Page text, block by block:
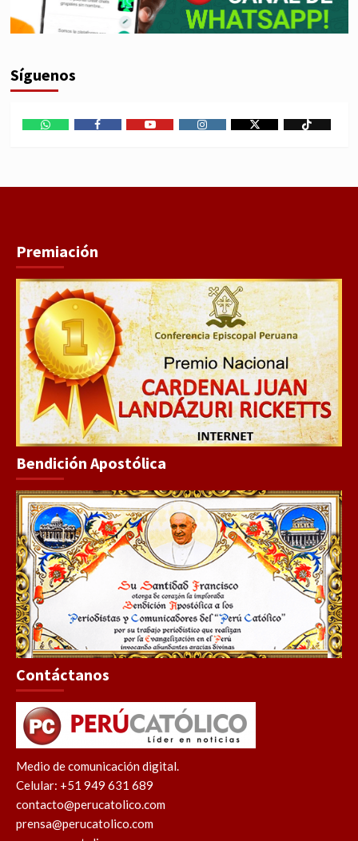
Síguenos
Premiación
Bendición Apostólica
Contáctanos
Medio de comunicación digital.
Celular: +51 949 631 689
contacto@perucatolico.com
prensa@perucatolico.com